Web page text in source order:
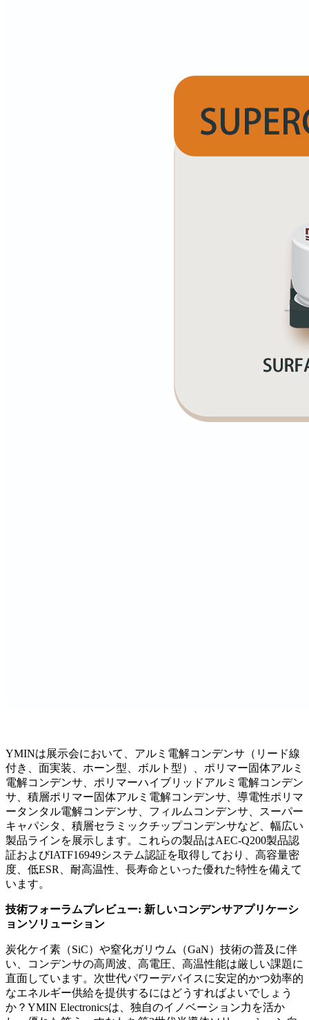
YMINは展示会において、アルミ電解コンデンサ（リード線
付き、面実装、ホーン型、ボルト型）、ポリマー固体アルミ
電解コンデンサ、ポリマーハイブリッドアルミ電解コンデン
サ、積層ポリマー固体アルミ電解コンデンサ、導電性ポリマ
ータンタル電解コンデンサ、フィルムコンデンサ、スーパー
キャパシタ、積層セラミックチップコンデンサなど、幅広い
製品ラインを展示します。これらの製品はAEC-Q200製品認
証およびIATF16949システム認証を取得しており、高容量密
度、低ESR、耐高温性、長寿命といった優れた特性を備えて
います。
技術フォーラムプレビュー: 新しいコンデンサアプリケーシ
ョンソリューション
炭化ケイ素（SiC）や窒化ガリウム（GaN）技術の普及に伴
い、コンデンサの高周波、高電圧、高温性能は厳しい課題に
直面しています。次世代パワーデバイスに安定的かつ効率的
なエネルギー供給を提供するにはどうすればよいでしょう
か？YMIN Electronicsは、独自のイノベーション力を活か